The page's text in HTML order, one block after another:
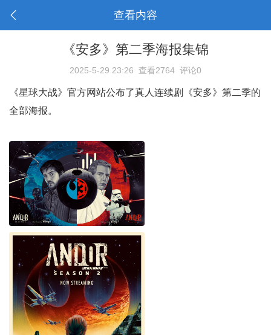
查看内容
《安多》第二季海报集锦
2025-5-29 23:26 查看2764 评论0
《星球大战》官方网站公布了真人连续剧《安多》第二季的
全部海报。